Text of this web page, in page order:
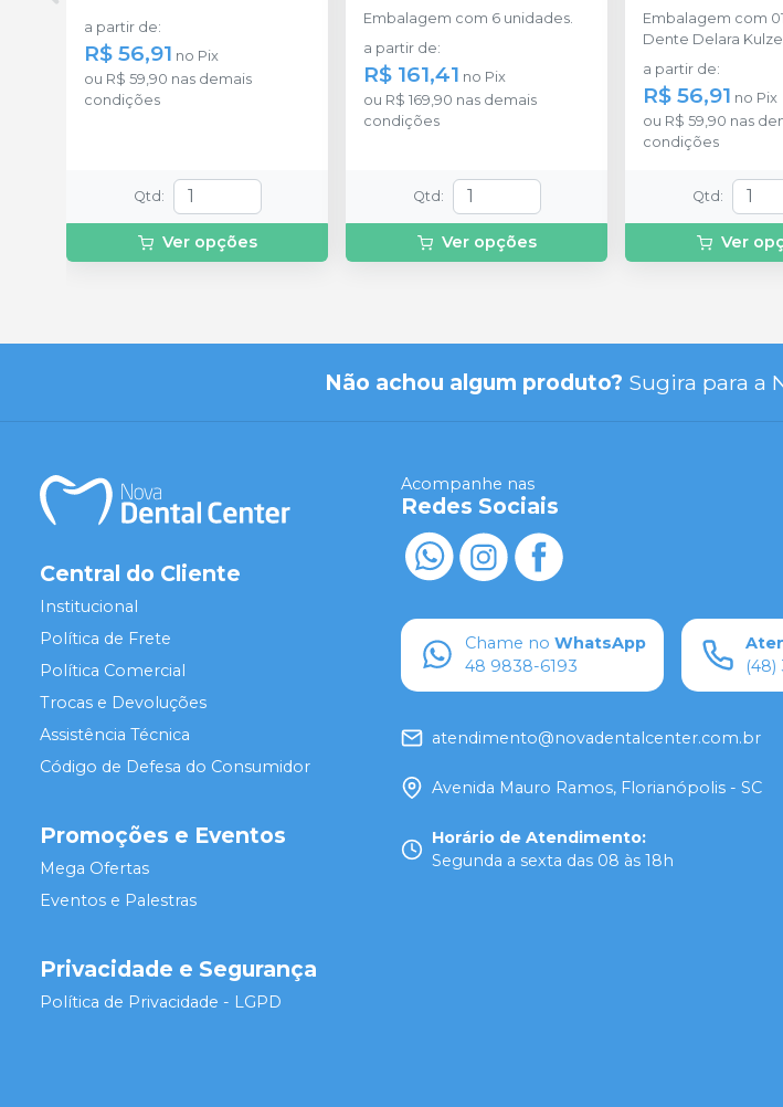
a partir de:
R$ 56,91 no Pix
ou R$ 59,90 nas demais
condições
Qtd :
Ver opções
Embalagem com 6 unidades.
a partir de:
R$ 161,41 no Pix
ou R$ 169,90 nas demais
condições
Qtd :
Ver opções
Embalagem com
Dente Delara
a partir de:
R$ 56,91 no Pix
ou R$ 59,90 nas
condições
Qtd :
Ver
Não achou algum produto? Sugira para a
Central do Cliente
Institucional
Política de Frete
Política Comercial
Trocas e Devoluções
Assistência Técnica
Código de Defesa do Consumidor
Promoções e Eventos
Mega Ofertas
Eventos e Palestras
Privacidade e Segurança
Política de Privacidade - LGPD
Acompanhe nas
Redes Sociais
Chame no WhatsApp
48 9838-6193
(48)
atendimento@novadentalcenter.com.br
Avenida Mauro Ramos, Florianópolis - SC
Horário de Atendimento:
Segunda a sexta das 08 às 18h